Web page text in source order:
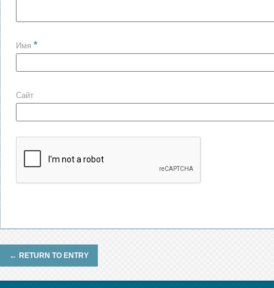
Имя *
Сайт
← RETURN TO ENTRY